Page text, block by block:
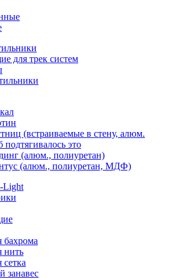
для трек систем
(встраиваемые в стену, алюм.
подтягивалось это
(алюм., полиуретан)
(алюм., полиуретан, МДФ)
Light
бахрома
нить
занавес